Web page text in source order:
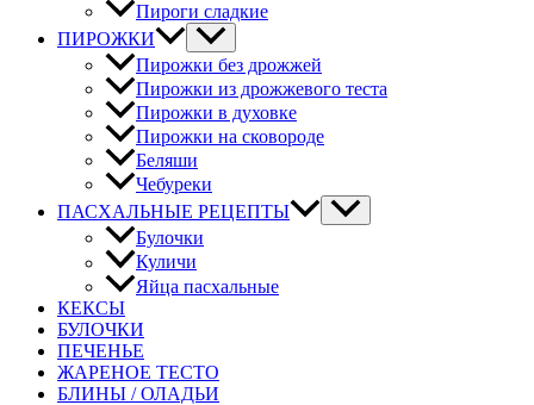
Пироги сладкие
ПИРОЖКИ
Пирожки без дрожжей
Пирожки из дрожжевого теста
Пирожки в духовке
Пирожки на сковороде
Беляши
Чебуреки
ПАСХАЛЬНЫЕ РЕЦЕПТЫ
Булочки
Куличи
Яйца пасхальные
КЕКСЫ
БУЛОЧКИ
ПЕЧЕНЬЕ
ЖАРЕНОЕ ТЕСТО
БЛИНЫ / ОЛАДЬИ